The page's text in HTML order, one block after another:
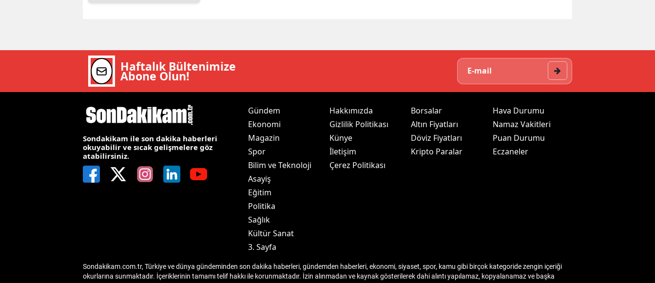
Erzurum
Gümüşhane
Isparta
Haftalık Bültenimize
Abone Olun!
Sondakikam ile son dakika haberleri
okuyabilir ve sıcak gelişmelere göz
atabilirsiniz.
Gündem
Ekonomi
Magazin
Spor
Bilim ve Teknoloji
Asayiş
Eğitim
Politika
Sağlık
Kültür Sanat
3. Sayfa
Hakkımızda
Gizlilik Politikası
Künye
İletişim
Çerez Politikası
Borsalar
Altın Fiyatları
Döviz Fiyatları
Kripto Paralar
Hava Durumu
Namaz Vakitleri
Puan Durumu
Eczaneler
Sondakikam.com.tr, Türkiye ve dünya gündeminden son dakika haberleri, gündemden haberleri, ekonomi, siyaset, spor, kamu gibi birçok kategoride zengin içeriği
okurlarına sunmaktadır. İçeriklerinin tamamı telif hakkı ile korunmaktadır. İzin alınmadan ve kaynak gösterilerek dahi alıntı yapılamaz, kopyalanamaz ve başka